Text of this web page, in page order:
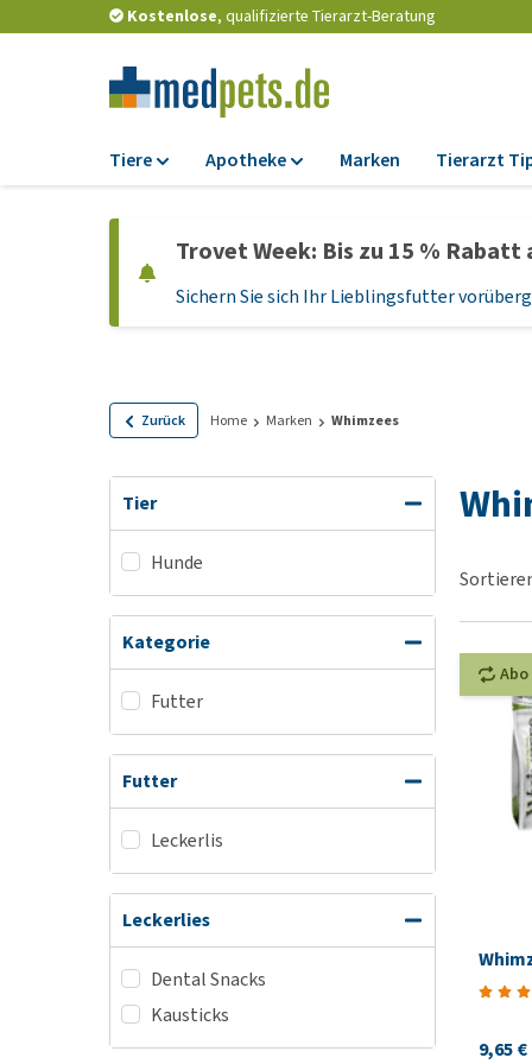
Kostenlose, qualifizierte Tierarzt-Beratung
Tiere
Trockenfutter
Nassfutter
Leckerlis
Glutenfreies
Hundefutter
Bio Hundefutter
Veganes
Alles ansehen
Apotheke
Zeckenschutz und
Flohmittel
Vitamine und
Medizinisches
Welpenapotheke
Silvesterangst
Alles ansehen
Marken Tierarzt
Trovet Week: Bis zu 15 %
Sichern Sie sich Ihr Lieblingsfutter
Zurück Home Marken Whimzees
Tier
Hunde
Kategorie
Futter
Futter
Leckerlis
Leckerlies
Dental Snacks
Kausticks
Abo
9,65 €